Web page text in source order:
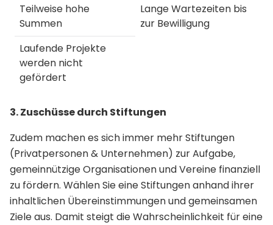
Teilweise hohe
Summen
Lange Wartezeiten bis
zur Bewilligung
Laufende Projekte
werden nicht
gefördert
3. Zuschüsse durch Stiftungen
Zudem machen es sich immer mehr Stiftungen
(Privatpersonen & Unternehmen) zur Aufgabe,
gemeinnützige Organisationen und Vereine finanziell
zu fördern. Wählen Sie eine Stiftungen anhand ihrer
inhaltlichen Übereinstimmungen und gemeinsamen
Ziele aus. Damit steigt die Wahrscheinlichkeit für eine